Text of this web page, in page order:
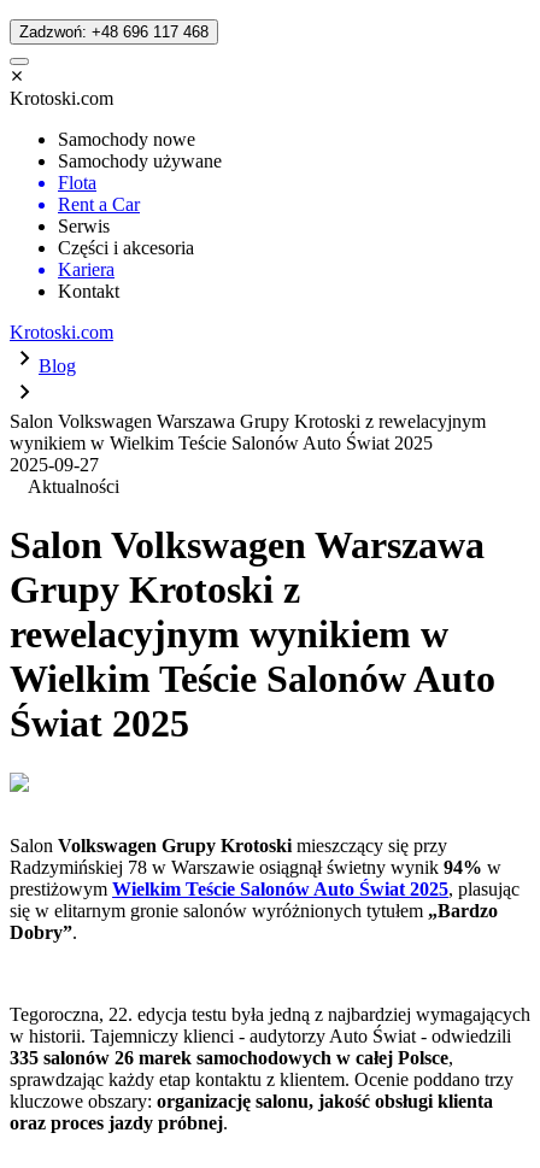
Zadzwoń: +48 696 117 468
Krotoski.com
Samochody nowe
Samochody używane
Flota
Rent a Car
Serwis
Części i akcesoria
Kariera
Kontakt
Krotoski.com
Blog
Salon Volkswagen Warszawa Grupy Krotoski z rewelacyjnym
wynikiem w Wielkim Teście Salonów Auto Świat 2025
2025-09-27
Aktualności
Salon Volkswagen Warszawa
Grupy Krotoski z
rewelacyjnym wynikiem w
Wielkim Teście Salonów Auto
Świat 2025
Salon Volkswagen Grupy Krotoski mieszczący się przy
Radzymińskiej 78 w Warszawie osiągnął świetny wynik 94% w
prestiżowym Wielkim Teście Salonów Auto Świat 2025, plasując
się w elitarnym gronie salonów wyróżnionych tytułem „Bardzo
Dobry”.
Tegoroczna, 22. edycja testu była jedną z najbardziej wymagających
w historii. Tajemniczy klienci - audytorzy Auto Świat - odwiedzili
335 salonów 26 marek samochodowych w całej Polsce,
sprawdzając każdy etap kontaktu z klientem. Ocenie poddano trzy
kluczowe obszary: organizację salonu, jakość obsługi klienta
oraz proces jazdy próbnej.